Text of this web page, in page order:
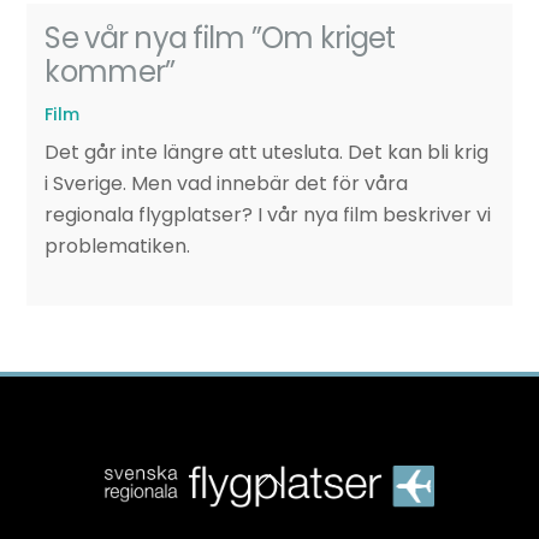
Se vår nya film ”Om kriget
kommer”
Film
Det går inte längre att utesluta. Det kan bli krig
i Sverige. Men vad innebär det för våra
regionala flygplatser? I vår nya film beskriver vi
problematiken.
Back
To